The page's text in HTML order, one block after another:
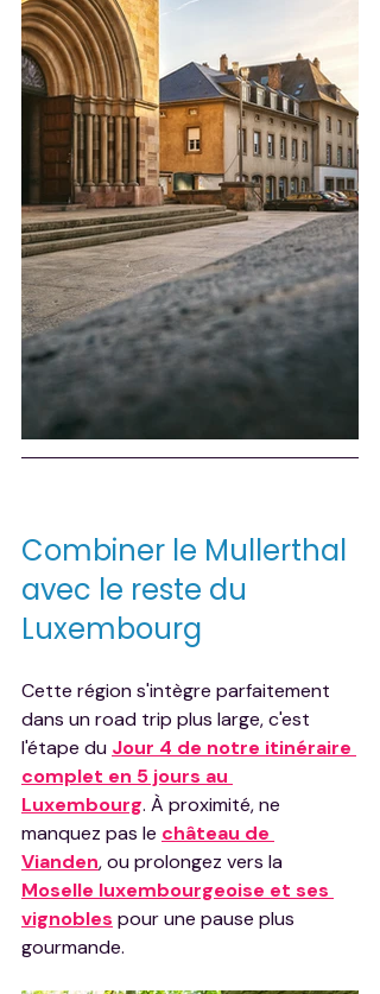
Combiner le Mullerthal
avec le reste du
Luxembourg
Cette région s'intègre parfaitement
dans un road trip plus large, c'est
l'étape du Jour 4 de notre itinéraire
complet en 5 jours au
Luxembourg. À proximité, ne
manquez pas le château de
Vianden, ou prolongez vers la
Moselle luxembourgeoise et ses
vignobles pour une pause plus
gourmande.